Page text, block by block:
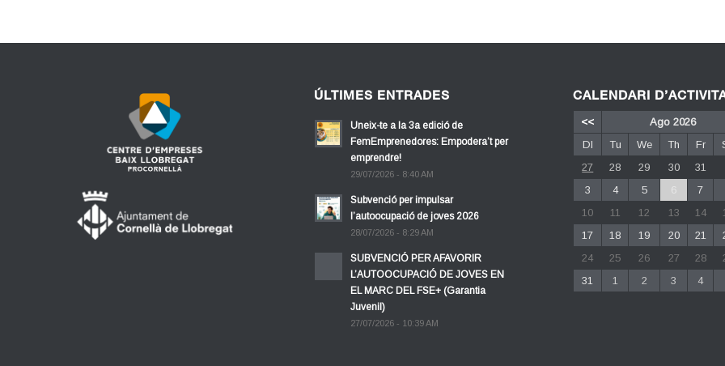
ÚLTIMES ENTRADES
Uneix-te a la 3a edició de
FemEmprenedores: Empodera’t per
emprendre!
29/07/2026 - 8:40 AM
Subvenció per impulsar
l’autoocupació de joves 2026
28/07/2026 - 8:29 AM
SUBVENCIÓ PER AFAVORIR
L’AUTOOCUPACIÓ DE JOVES EN
EL MARC DEL FSE+ (Garantia
Juvenil)
27/07/2026 - 10:39 AM
CALENDARI
<<
Ago 2026
Dl
Tu We Th Fr
27
28 29 30
31
3
4 5 6
7
10
11 12 13 14
17
18 19 20 21
24
25 26 27 28
31
1 2 3 4